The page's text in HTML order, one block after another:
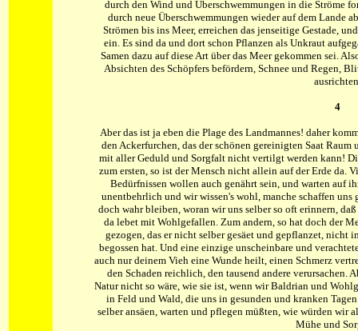
durch den Wind und Überschwemmungen in die Ströme
durch neue Überschwemmungen wieder auf dem Lande
Strömen bis ins Meer, erreichen das jenseitige Gestade,
ein. Es sind da und dort schon Pflanzen als Unkraut
Samen dazu auf diese Art über das Meer gekommen sei.
Absichten des Schöpfers befördern, Schnee und Regen,
4
Aber das ist ja eben die Plage des Landmannes! daher
den Ackerfurchen, das der schönen gereinigten Saat
mit aller Geduld und Sorgfalt nicht vertilgt werden kann!
zum ersten, so ist der Mensch nicht allein auf der Erde da.
Bedürfnissen wollen auch genährt sein, und warten auf
unentbehrlich und wir wissen's wohl, manche schaffen
doch wahr bleiben, woran wir uns selber so oft erinnern,
da lebet mit Wohlgefallen. Zum andern, so hat doch der
gezogen, das er nicht selber gesäet und gepflanzet, nicht
begossen hat. Und eine einzige unscheinbare und
auch nur deinem Vieh eine Wunde heilt, einen Schmerz
den Schaden reichlich, den tausend andere verursachen.
Natur nicht so wäre, wie sie ist, wenn wir Baldrian und
in Feld und Wald, die uns in gesunden und kranken
selber ansäen, warten und pflegen müßten, wie würden wir
Mühe und